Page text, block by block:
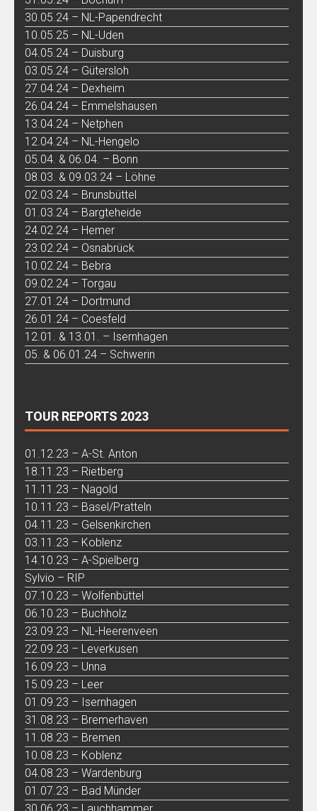
30.05.24 – NL-Papendrecht
10.05.25 – NL-Uden
04.05.24 – Duisburg
03.05.24 – Gütersloh
27.04.24 – Dexheim
26.04.24 – Emmelshausen
13.04.24 – Netphen
12.04.24 – NL-Hengelo
05.04. & 06.04. – Bonn
08.03. & 09.03.24 – Löhne
02.03.24 – Brunsbüttel
01.03.24 – Bargteheide
24.02.24 – Hemer
23.02.24 – Osnabrück
10.02.24 – Bebra
09.02.24 – Torgau
27.01.24 – Dortmund
26.01.24 – Coesfeld
12.01. & 13.01. – Isernhagen
05. & 06.01.24 – Schwerin
TOUR REPORTS 2023
01.12.23 – A-St. Anton
18.11.23 – Rietberg
11.11.23 – Nagold
10.11.23 – Basel/Pratteln
04.11.23 – Gelsenkirchen
03.11.23 – Koblenz
14.10.23 – A-Spielberg
Sylvio – RIP
07.10.23 – Wolfenbüttel
06.10.23 – Buchholz
23.09.23 – NL-Heerenveen
22.09.23 – Leverkusen
16.09.23 – Unna
15.09.23 – Leer
01.09.23 – Isernhagen
31.08.23 – Bremerhaven
11.08.23 – Bremen
10.08.23 – Koblenz
04.08.23 – Wardenburg
01.07.23 – Bad Münder